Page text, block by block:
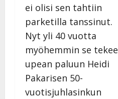
ei olisi sen tahtiin
parketilla tanssinut.
Nyt yli 40 vuotta
myöhemmin se tekee
upean paluun Heidi
Pakarisen 50-
vuotisjuhlasinkun